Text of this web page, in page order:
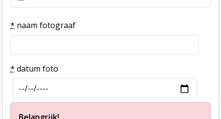
* naam fotograaf
* datum foto